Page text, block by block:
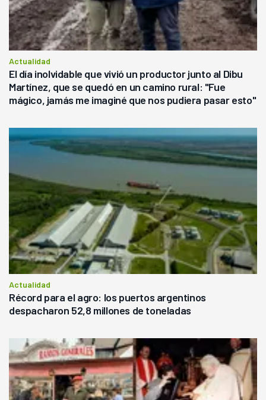
Actualidad
El día inolvidable que vivió un productor junto al Dibu
Martínez, que se quedó en un camino rural: "Fue
mágico, jamás me imaginé que nos pudiera pasar esto"
Actualidad
Récord para el agro: los puertos argentinos
despacharon 52,8 millones de toneladas